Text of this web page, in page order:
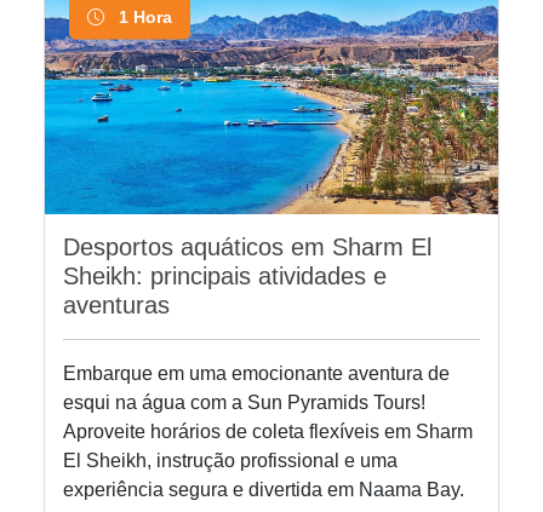
1 Hora
Desportos aquáticos em Sharm El
Sheikh: principais atividades e
aventuras
Embarque em uma emocionante aventura de
esqui na água com a Sun Pyramids Tours!
Aproveite horários de coleta flexíveis em Sharm
El Sheikh, instrução profissional e uma
experiência segura e divertida em Naama Bay.